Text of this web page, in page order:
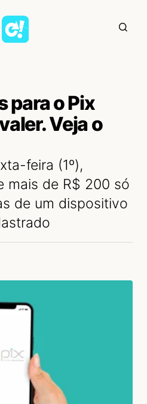
para o Pix
Veja o
feira (1º),
mais de R$ 200 só
de um dispositivo